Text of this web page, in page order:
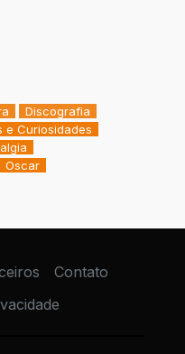
Discografia
e Curiosidades
Oscar
Contato